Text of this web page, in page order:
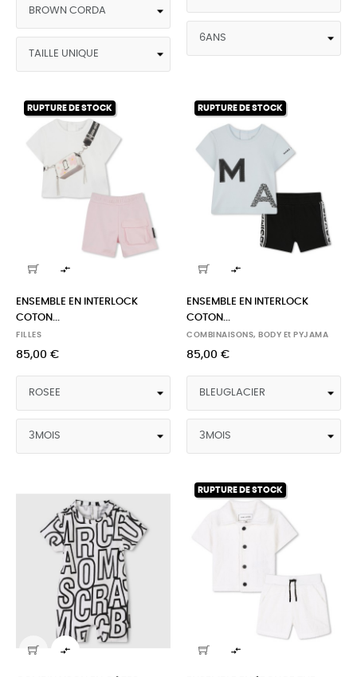
RUPTURE DE STOCK

ENSEMBLE EN INTERLOCK
COTON...
FILLES
85,00 €
RUPTURE DE STOCK

ENSEMBLE EN INTERLOCK
COTON...
COMBINAISONS, BODY Et PYJAMA
85,00 €

RUPTURE DE STOCK
